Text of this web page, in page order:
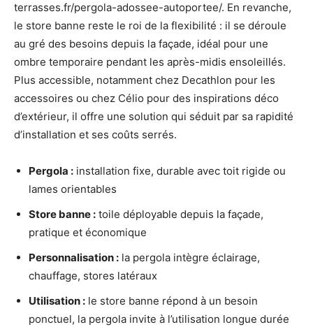
terrasses.fr/pergola-adossee-autoportee/. En revanche,
le store banne reste le roi de la flexibilité : il se déroule
au gré des besoins depuis la façade, idéal pour une
ombre temporaire pendant les après-midis ensoleillés.
Plus accessible, notamment chez Decathlon pour les
accessoires ou chez Célio pour des inspirations déco
d’extérieur, il offre une solution qui séduit par sa rapidité
d’installation et ses coûts serrés.
Pergola : installation fixe, durable avec toit rigide ou
lames orientables
Store banne : toile déployable depuis la façade,
pratique et économique
Personnalisation : la pergola intègre éclairage,
chauffage, stores latéraux
Utilisation : le store banne répond à un besoin
ponctuel, la pergola invite à l’utilisation longue durée